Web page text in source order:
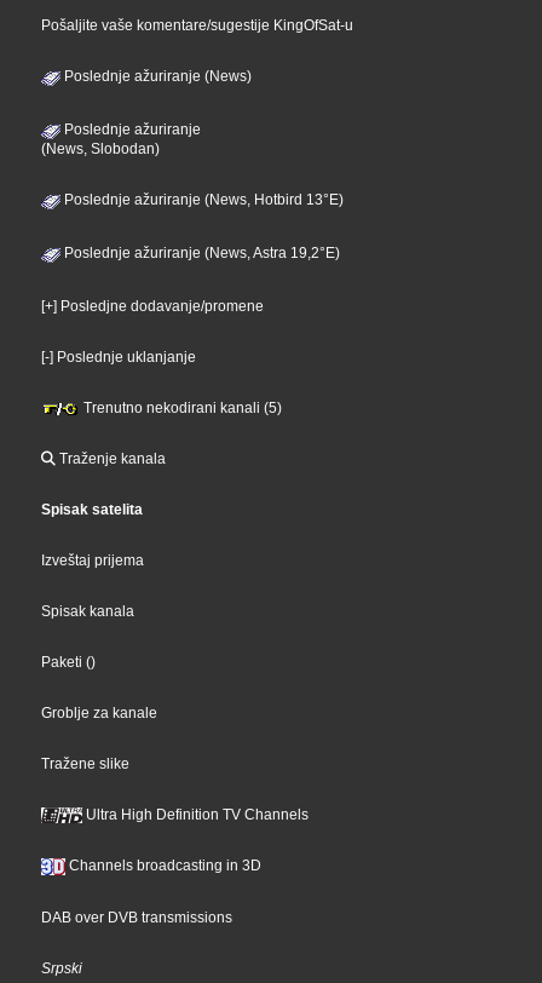
Pošaljite vaše komentare/sugestije KingOfSat-u
Poslednje ažuriranje (News)
Poslednje ažuriranje
(News, Slobodan)
Poslednje ažuriranje (News, Hotbird 13°E)
Poslednje ažuriranje (News, Astra 19,2°E)
[+] Posledjne dodavanje/promene
[-] Poslednje uklanjanje
Trenutno nekodirani kanali (5)
Traženje kanala
Spisak satelita
Izveštaj prijema
Spisak kanala
Paketi ()
Groblje za kanale
Tražene slike
Ultra High Definition TV Channels
Channels broadcasting in 3D
DAB over DVB transmissions
Srpski